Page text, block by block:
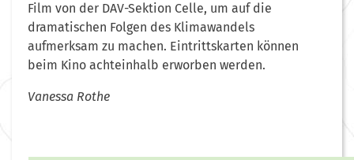
Film von der DAV-Sektion Celle, um auf die
dramatischen Folgen des Klimawandels
aufmerksam zu machen. Eintrittskarten können
beim Kino achteinhalb erworben werden.
Vanessa Rothe